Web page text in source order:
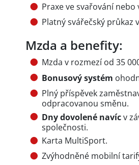
Praxe ve svařování
Platný svářečský průkaz
Mzda a benefity:
Mzda v rozmezí od 35
Bonusový systém
Plný příspěvek
odpracovanou směnu.
Dny dovolené navícv
společnosti.
Karta MultiSport.
Zvýhodněné mobilní